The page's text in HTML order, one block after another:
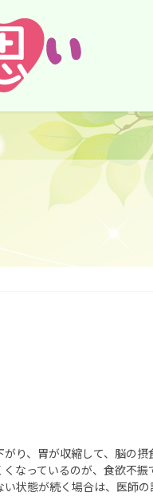
り、胃が収縮して、脳の
なっているのが、食欲不
状態が続く場合は、医師の